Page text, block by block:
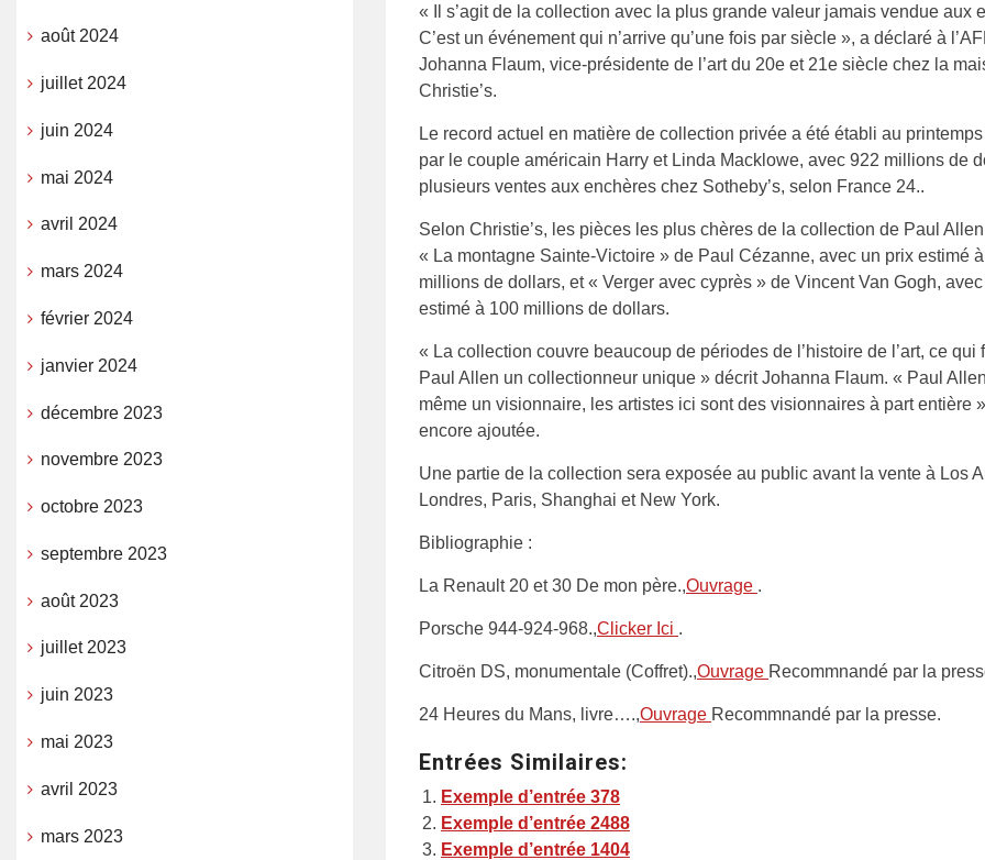
« Il s’agit de la collection avec la plus grande valeur jamais vendue aux
C’est un événement qui n’arrive qu’une fois par siècle », a déclaré à
Johanna Flaum, vice-présidente de l’art du 20e et 21e siècle chez la
Christie’s.
Le record actuel en matière de collection privée a été établi au
par le couple américain Harry et Linda Macklowe, avec 922 millions de
plusieurs ventes aux enchères chez Sotheby’s, selon France 24..
Selon Christie’s, les pièces les plus chères de la collection de Paul
« La montagne Sainte-Victoire » de Paul Cézanne, avec un prix estimé
millions de dollars, et « Verger avec cyprès » de Vincent Van Gogh,
estimé à 100 millions de dollars.
« La collection couvre beaucoup de périodes de l’histoire de l’art, ce qui
Paul Allen un collectionneur unique » décrit Johanna Flaum. « Paul
même un visionnaire, les artistes ici sont des visionnaires à part entière
encore ajoutée.
Une partie de la collection sera exposée au public avant la vente à Los
Londres, Paris, Shanghai et New York.
Bibliographie :
La Renault 20 et 30 De mon père.,Ouvrage .
Porsche 944-924-968.,Clicker Ici .
Citroën DS, monumentale (Coffret).,Ouvrage Recommnandé par la
24 Heures du Mans, livre….,Ouvrage Recommnandé par la presse.
Entrées Similaires:
Exemple d’entrée 378
Exemple d’entrée 2488
Exemple d’entrée 1404
août 2024
juillet 2024
juin 2024
mai 2024
avril 2024
mars 2024
février 2024
janvier 2024
décembre 2023
novembre 2023
octobre 2023
septembre 2023
août 2023
juillet 2023
juin 2023
mai 2023
avril 2023
mars 2023